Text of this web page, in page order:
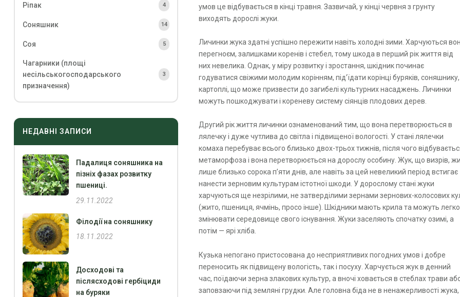
умов це відбувається в кінці травня. Зазвичай, у кінці червня з грунту
виходять дорослі жуки.
Личинки жука здатні успішно пережити навіть холодні зими. Харчуються
перегноєм, залишками коренів і стебел, тому шкода в перший рік життя від
них невелика. Однак, у міру розвитку і зростання, шкідник починає
годуватися свіжими молодим корінням, під’їдати корінці буряків, соняшнику,
картоплі, що може призвести до загибелі культурних насаджень. Личинки
можуть пошкоджувати і кореневу систему сіянців плодових дерев.
Другий рік життя личинки ознаменований тим, що вона перетворюється в
лялечку і дуже чутлива до світла і підвищеної вологості. У стані лялечки
комаха перебуває всього близько двох-трьох тижнів, після чого
метаморфоза і вона перетворюється на дорослу особину. Жук, що визрів,
лише близько сорока п’яти днів, але навіть за цей невеликий період встигає
нанести зерновим культурам істотної шкоди. У дорослому стані жуки
харчуються ще незрілими, не затверділими зернами зернових-колосових
(жито, пшениця, ячмінь, просо інше). Шкідники мають крила та можуть легко
змінювати середовище свого існування. Жуки заселяють спочатку озимі, а
потім — ярі хліба.
Кузька непогано пристосована до несприятливих погодних умов і добре
переносить як підвищену вологість, так і посуху. Харчується жук в денний
час, поїдаючи зерна злакових культур, а вночі ховається в стеблах трави
заповзаючи під земляні грудки. Але головна біда не в ненажерливості жука,
Ріпак 4
Соняшник 14
Соя 5
Чагарники (площі
несільськогосподарського
призначення)
3
НЕДАВНІ ЗАПИСИ
Падалиця соняшника на
пізніх фазах розвитку
пшениці.
29.11.2022
Філодії на соняшнику
18.11.2022
Досходові та
післясходові гербіциди
на буряки